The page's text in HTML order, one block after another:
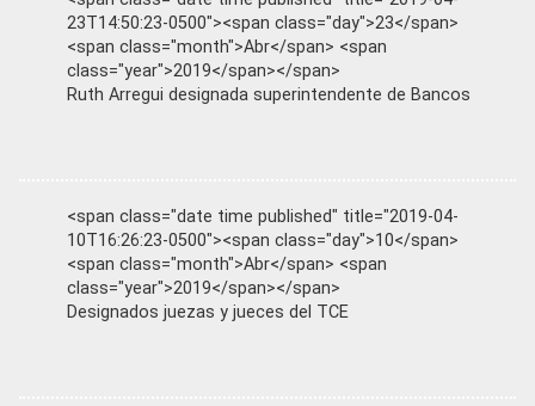
23T14:50:23-0500"><span class="day">23</span>
<span class="month">Abr</span> <span
class="year">2019</span></span>
Ruth Arregui designada superintendente de Bancos
<span class="date time published" title="2019-04-
10T16:26:23-0500"><span class="day">10</span>
<span class="month">Abr</span> <span
class="year">2019</span></span>
Designados juezas y jueces del TCE